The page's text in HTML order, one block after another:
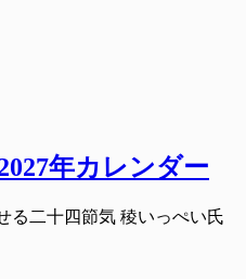
年カレンダー
る二十四節気 稜いっぺい氏